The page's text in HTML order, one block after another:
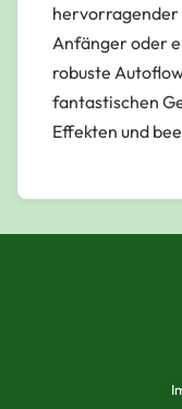
hervorragender
Anfänger oder
robuste
fantastischen
Effekten und